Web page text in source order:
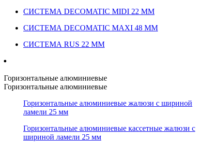
СИСТЕМА DECOMATIC MIDI 22 ММ
СИСТЕМА DECOMATIC MAXI 48 ММ
СИСТЕМА RUS 22 ММ
Горизонтальные алюминиевые
Горизонтальные алюминиевые
Горизонтальные алюминиевые жалюзи с шириной
ламели 25 мм
Горизонтальные алюминиевые кассетные жалюзи с
шириной ламели 25 мм